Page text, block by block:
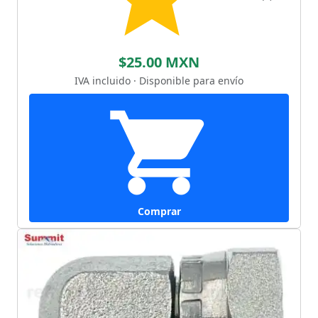
$25.00 MXN
IVA incluido · Disponible para envío
Comprar